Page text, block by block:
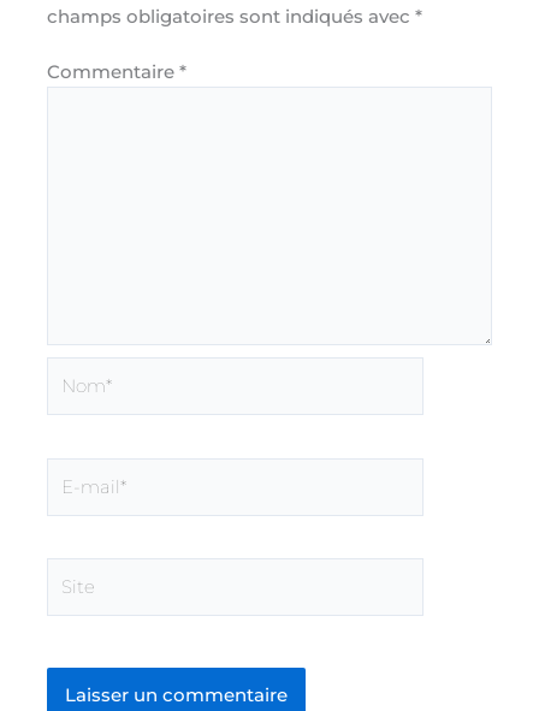
champs obligatoires sont indiqués avec*
Commentaire*
mail*